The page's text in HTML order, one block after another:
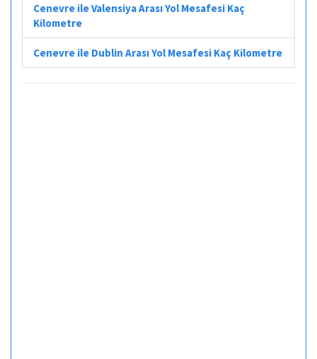
Cenevre ile Valensiya Arası Yol Mesafesi Kaç
Kilometre
Cenevre ile Dublin Arası Yol Mesafesi Kaç Kilometre